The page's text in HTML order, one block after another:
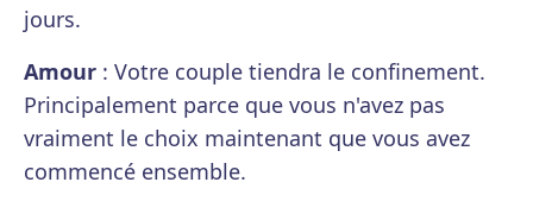
jours.
Amour : Votre couple tiendra le confinement.
Principalement parce que vous n'avez pas
vraiment le choix maintenant que vous avez
commencé ensemble.